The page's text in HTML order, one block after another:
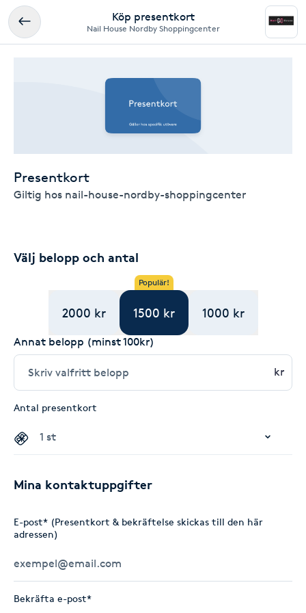
Köp presentkort
Nail House Nordby Shoppingcenter
Presentkort
Giltig hos nail-house-nordby-shoppingcenter
Välj belopp och antal
2000 kr
Populär!
1500 kr 1000 kr
Annat belopp (minst 100kr)
kr
Antal presentkort
Mina kontaktuppgifter
E-post* (Presentkort & bekräftelse skickas till den här
adressen)
Bekräfta e-post*